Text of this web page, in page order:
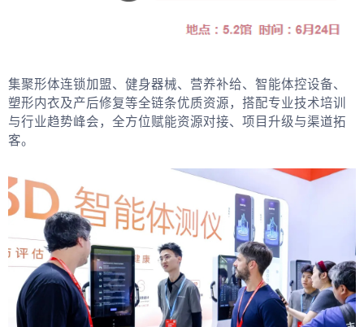
集聚形体连锁加盟、健身器械、营养补给、智能体控设备、
塑形内衣及产后修复等全链条优质资源，搭配专业技术培训
与行业趋势峰会，全方位赋能资源对接、项目升级与渠道拓
客。